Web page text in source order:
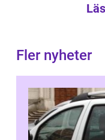
Fler nyheter